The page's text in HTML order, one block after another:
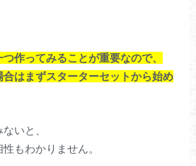
作ってみることが重要なので、
はまずスターターセットから始め
いと、
もわかりません。